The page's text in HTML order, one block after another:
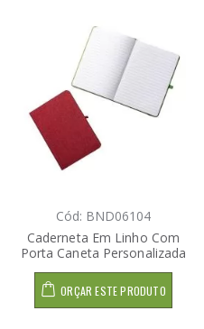
Cód: BND06104
Caderneta Em Linho Com
Porta Caneta Personalizada
ORÇAR ESTE PRODUTO